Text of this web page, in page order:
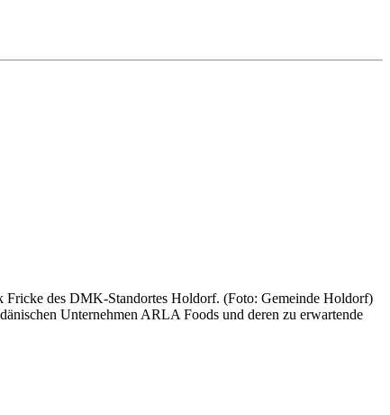
des DMK-Standortes Holdorf. (Foto: Gemeinde Holdorf)
Unternehmen ARLA Foods und deren zu erwartende